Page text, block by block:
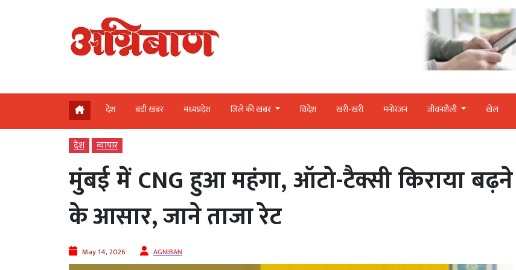
देश बड़ी खबर मध्‍यप्रदेश जिले की खबर विदेश खरी-खरी मनोरंजन जीवनशैली खेल
देश व्‍यापार
मुंबई में CNG हुआ महंगा, ऑटो-टैक्सी किराया बढ़ने
के आसार, जाने ताजा रेट
May 14, 2026 AGNIBAN